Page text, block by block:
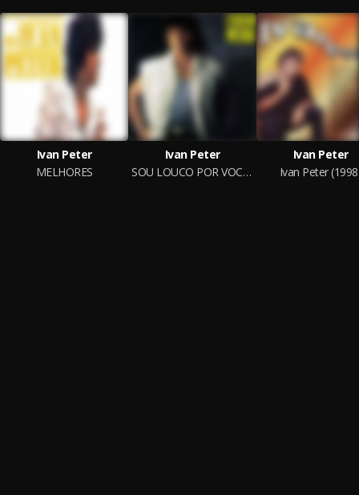
Ivan Peter
MELHORES
Ivan Peter
SOU LOUCO POR VOCÊ - 1988
Ivan Peter
Ivan Peter